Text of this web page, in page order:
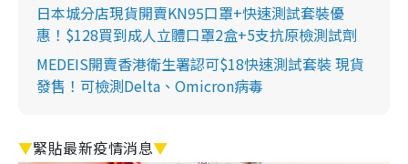
日本城分店現貨開賣KN95口罩+快速測試套裝優
惠！$128買到成人立體口罩2盒+5支抗原檢測試劑
MEDEIS開賣香港衛生署認可$18快速測試套裝 現貨
發售！可檢測Delta、Omicron病毒
▼緊貼最新疫情消息▼